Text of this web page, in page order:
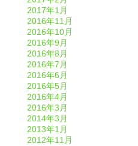
2017年1月
2016年11月
2016年10月
2016年9月
2016年8月
2016年7月
2016年6月
2016年5月
2016年4月
2016年3月
2014年3月
2013年1月
2012年11月